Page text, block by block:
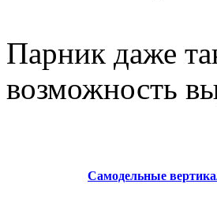
Парник даже
возможность
Самодельные